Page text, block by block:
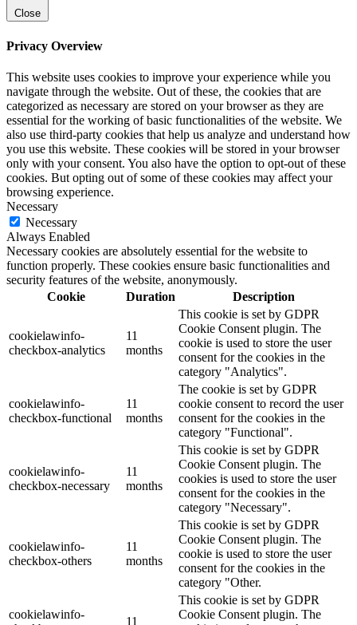
Close
Privacy Overview
This website uses cookies to improve your experience while you
navigate through the website. Out of these, the cookies that are
categorized as necessary are stored on your browser as they are
essential for the working of basic functionalities of the website. We
also use third-party cookies that help us analyze and understand how
you use this website. These cookies will be stored in your browser
only with your consent. You also have the option to opt-out of these
cookies. But opting out of some of these cookies may affect your
browsing experience.
Necessary
Necessary
Always Enabled
Necessary cookies are absolutely essential for the website to
function properly. These cookies ensure basic functionalities and
security features of the website, anonymously.
Cookie
Duration Description
cookielawinfo-
checkbox-analytics
11
months
This cookie is set by GDPR
Cookie Consent plugin. The
cookie is used to store the user
consent for the cookies in the
category "Analytics".
cookielawinfo-
checkbox-functional
11
months
The cookie is set by GDPR
cookie consent to record the user
consent for the cookies in the
category "Functional".
cookielawinfo-
checkbox-necessary
11
months
This cookie is set by GDPR
Cookie Consent plugin. The
cookies is used to store the user
consent for the cookies in the
category "Necessary".
cookielawinfo-
checkbox-others
11
months
This cookie is set by GDPR
Cookie Consent plugin. The
cookie is used to store the user
consent for the cookies in the
category "Other.
cookielawinfo-
11
This cookie is set by GDPR
Cookie Consent plugin. The